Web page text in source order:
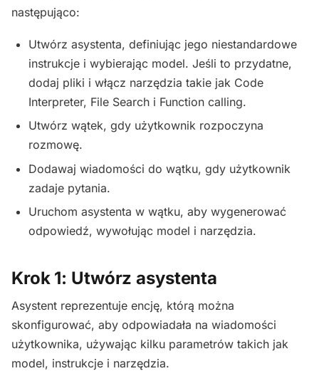
następująco:
Utwórz asystenta, definiując jego niestandardowe
instrukcje i wybierając model. Jeśli to przydatne,
dodaj pliki i włącz narzędzia takie jak Code
Interpreter, File Search i Function calling.
Utwórz wątek, gdy użytkownik rozpoczyna
rozmowę.
Dodawaj wiadomości do wątku, gdy użytkownik
zadaje pytania.
Uruchom asystenta w wątku, aby wygenerować
odpowiedź, wywołując model i narzędzia.
Krok 1: Utwórz asystenta
Asystent reprezentuje encję, którą można
skonfigurować, aby odpowiadała na wiadomości
użytkownika, używając kilku parametrów takich jak
model, instrukcje i narzędzia.